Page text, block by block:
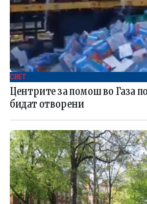
СВЕТ .
Центрите за помош во Газа
бидат отворени